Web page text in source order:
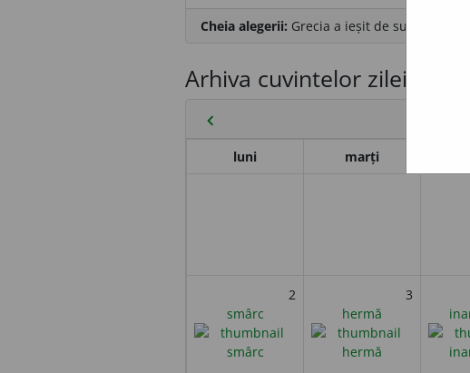
Cheia alegerii: Grecia a ieșit de sub jugul
Arhiva cuvintelor zilei
chevron_left
luni marți
2
smârc
3
hermă